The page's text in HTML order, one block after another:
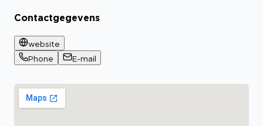
Contactgegevens
website
Phone
E-mail